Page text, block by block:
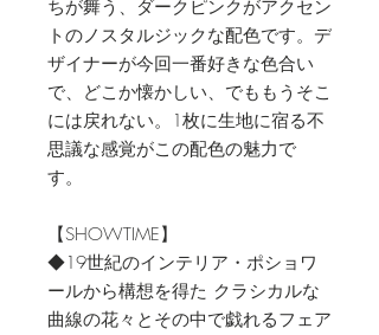
ちが舞う、ダークピンクがアクセン
トのノスタルジックな配色です。デ
ザイナーが今回一番好きな色合い
で、どこか懐かしい、でももうそこ
には戻れない。1枚に生地に宿る不
思議な感覚がこの配色の魅力で
す。
【SHOWTIME】
◆19世紀のインテリア・ポショワ
ールから構想を得た クラシカルな
曲線の花々とその中で戯れるフェア